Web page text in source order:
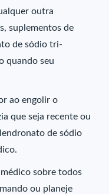
outra
suplementos de
de sódio tri-
quando seu
ao engolir o
que seja recente ou
de sódio
sobre todos
ou planeje